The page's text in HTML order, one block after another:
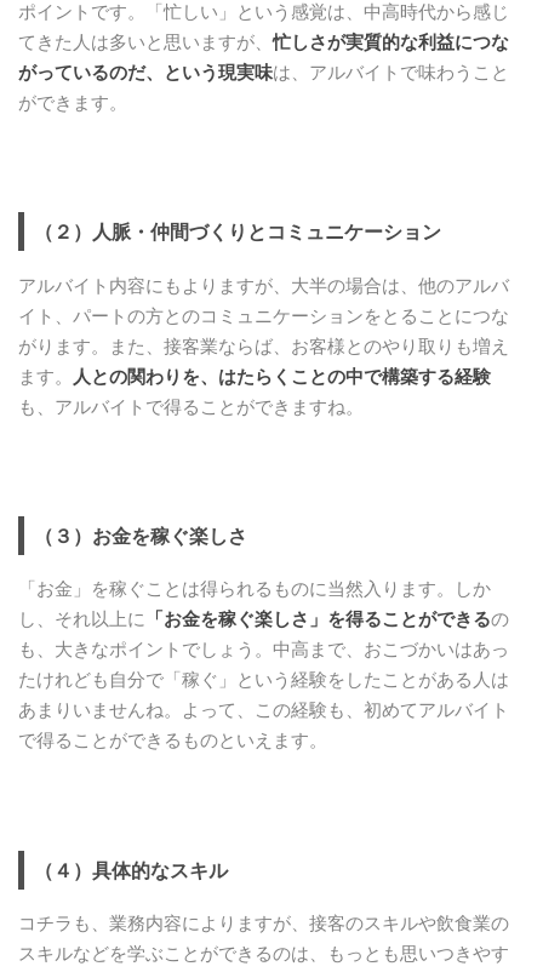
ポイントです。「忙しい」という感覚は、中高時代から感じ
てきた人は多いと思いますが、忙しさが実質的な利益につな
がっているのだ、という現実味は、アルバイトで味わうこと
ができます。
（２）人脈・仲間づくりとコミュニケーション
アルバイト内容にもよりますが、大半の場合は、他のアルバ
イト、パートの方とのコミュニケーションをとることにつな
がります。また、接客業ならば、お客様とのやり取りも増え
ます。
人との関わりを、はたらくことの中で構築する経験
も、アルバイトで得ることができますね。
（３）お金を稼ぐ楽しさ
「お金」を稼ぐことは得られるものに当然入ります。しか
し、それ以上に 「お金を稼ぐ楽しさ」を得ることができるの
も、大きなポイントでしょう。中高まで、おこづかいはあっ
たけれども自分で「稼ぐ」という経験をしたことがある人は
あまりいませんね。よって、この経験も、初めてアルバイト
で得ることができるものといえます。
（４）具体的なスキル
コチラも、業務内容によりますが、接客のスキルや飲食業の
スキルなどを学ぶことができるのは、もっとも思いつきやす